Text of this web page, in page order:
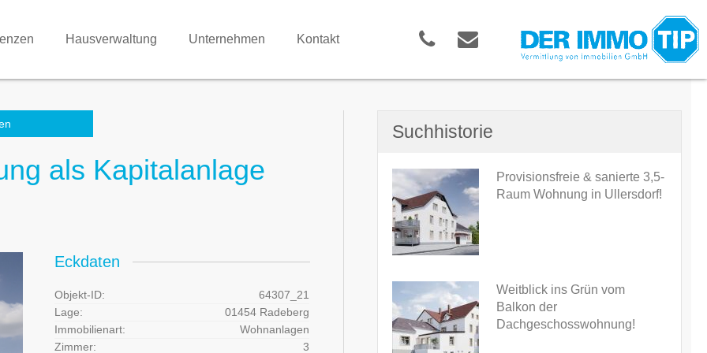
Hausverwaltung Unternehmen Kontakt
als Kapitalanlage
Eckdaten
Objekt-ID:
64307_21
Lage:
01454 Radeberg
Immobilienart:
Wohnanlagen
Zimmer:
3
Suchhistorie
Provisionsfreie & sanierte 3,5-
Raum Wohnung in Ullersdorf!
Weitblick ins Grün vom
Balkon der
Dachgeschosswohnung!